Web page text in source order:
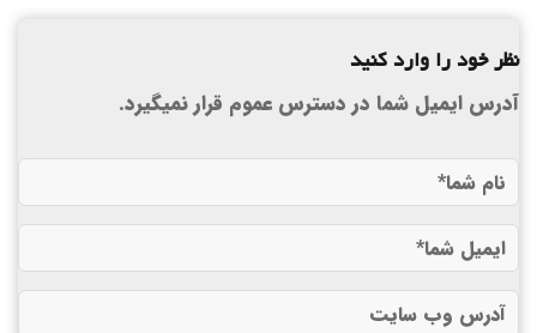
نظر خود را وارد کنید
آدرس ایمیل شما در دسترس عموم قرار نمیگیرد.